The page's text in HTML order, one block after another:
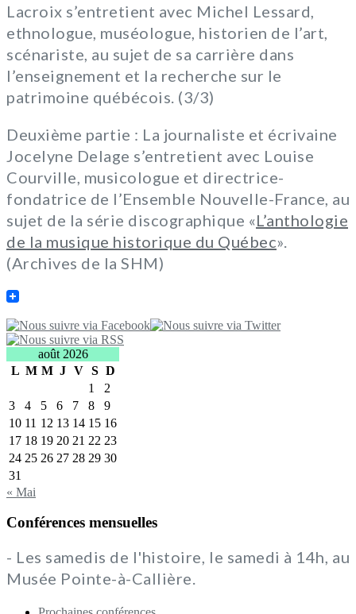
Lacroix s’entretient avec Michel Lessard,
ethnologue, muséologue, historien de l’art,
scénariste, au sujet de sa carrière dans
l’enseignement et la recherche sur le
patrimoine québécois. (3/3)
Deuxième partie : La journaliste et écrivaine
Jocelyne Delage s’entretient avec Louise
Courville, musicologue et directrice-
fondatrice de l’Ensemble Nouvelle-France, au
sujet de la série discographique «L’anthologie
de la musique historique du Québec».
(Archives de la SHM)
août 2026
L M M J V S D
1
2
3
4 5 6 7 8
9
10 11 12 13 14 15 16
17 18 19 20 21 22 23
24 25 26 27 28 29 30
31
« Mai
Conférences mensuelles
- Les samedis de l'histoire, le samedi à 14h, au
Musée Pointe-à-Callière.